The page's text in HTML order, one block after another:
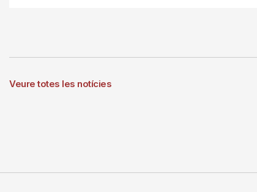
Veure totes les notícies